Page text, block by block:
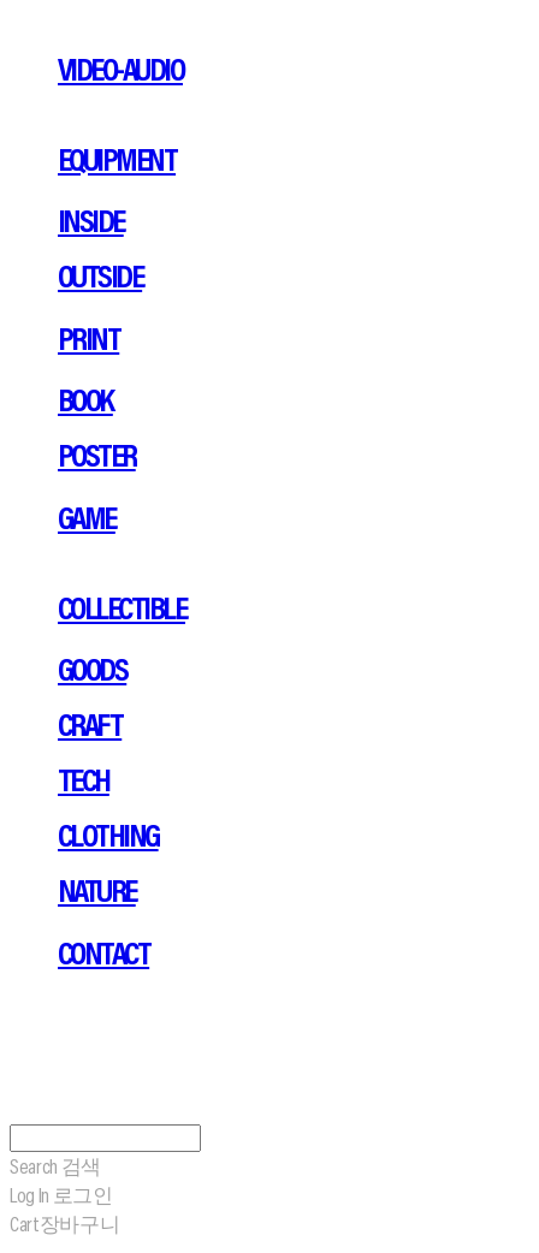
VIDEO-AUDIO
EQUIPMENT
INSIDE
OUTSIDE
PRINT
BOOK
POSTER
GAME
COLLECTIBLE
GOODS
CRAFT
TECH
CLOTHING
NATURE
CONTACT
Search 검색
Log In 로그인
Cart장바구니